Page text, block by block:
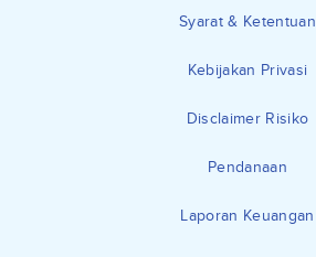
Syarat & Ketentuan
Kebijakan Privasi
Disclaimer Risiko
Pendanaan
Laporan Keuangan